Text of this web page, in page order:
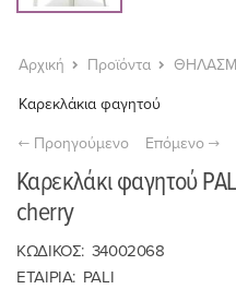
Αρχική Προϊόντα
Καρεκλάκια φαγητού
Προηγούμενο Επόμενο
Καρεκλάκι φαγητού
cherry
ΚΩΔΙΚΟΣ: 34002068
ΕΤΑΙΡΙΑ: PALI